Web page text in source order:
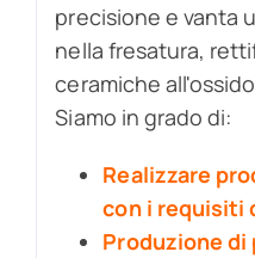
precisione e vanta
nella fresatura,
ceramiche
Siamo in grado di:
Realizzare
con i requisiti
Produzione